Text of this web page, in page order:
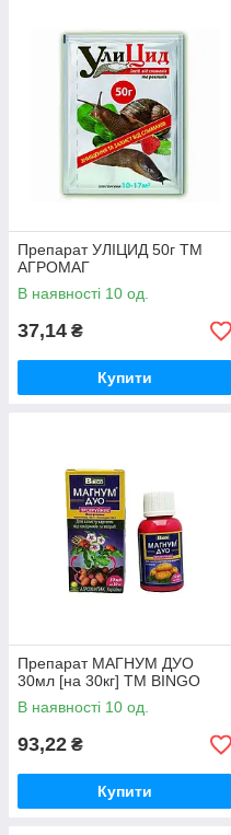
Препарат УЛІЦИД 50г ТМ
АГРОМАГ
В наявності 10 од.
37,14 ₴
Купити
Препарат МАГНУМ ДУО
30мл [на 30кг] ТМ BINGO
В наявності 10 од.
93,22 ₴
Купити